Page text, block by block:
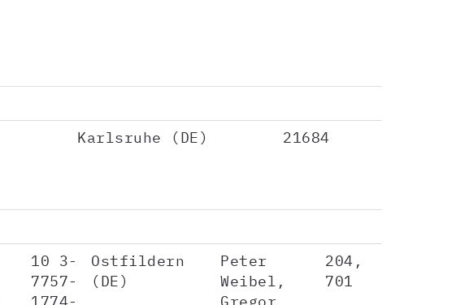
Karlsruhe (DE) 21684
10 3-
7757-
1774-
Ostfildern
(DE)
Peter
Weibel,
Gregor
204,
701